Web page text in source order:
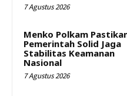
7 Agustus 2026
Menko Polkam
Pemerintah Solid Jaga
Stabilitas Keamanan
Nasional
7 Agustus 2026